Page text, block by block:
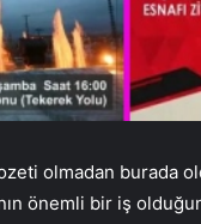
olmadan burada
önemli bir iş